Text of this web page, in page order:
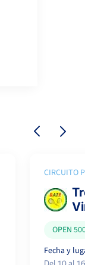
CIRCUITO
OPEN
Fecha y